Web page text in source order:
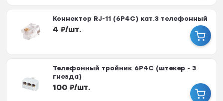
Коннектор RJ-11 (6P4C) кат.3 телефонный
4 ₽/шт.
Телефонный тройник 6P4C (штекер - 3
гнезда)
100 ₽/шт.